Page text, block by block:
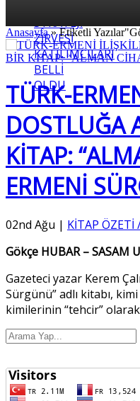
STRATEJİ
ZİRVESİ
KATILIMCILARI
BELLİ
OLDU
Anasayfa»Etiketli
TÜRK-
DOSTLUĞA
KİTAP:
ERMENİ
02nd Ağu | KİTAP
Gökçe HUBAR – SASAM
Gazeteci yazar Kerem
Sürgünü” adlı kitabı, kimi
kimilerinin “tehcir” olarak